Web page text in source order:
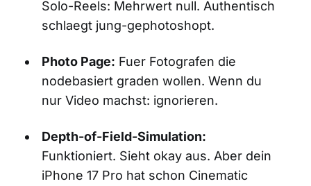
Solo-Reels: Mehrwert null. Authentisch
schlaegt jung-gephotoshopt.
Photo Page: Fuer Fotografen die
nodebasiert graden wollen. Wenn du
nur Video machst: ignorieren.
Depth-of-Field-Simulation:
Funktioniert. Sieht okay aus. Aber dein
iPhone 17 Pro hat schon Cinematic